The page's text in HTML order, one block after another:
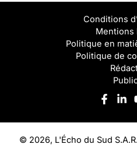
Conditions
Mentions
Politique en
Politique de
© 2026, L'Écho du Sud